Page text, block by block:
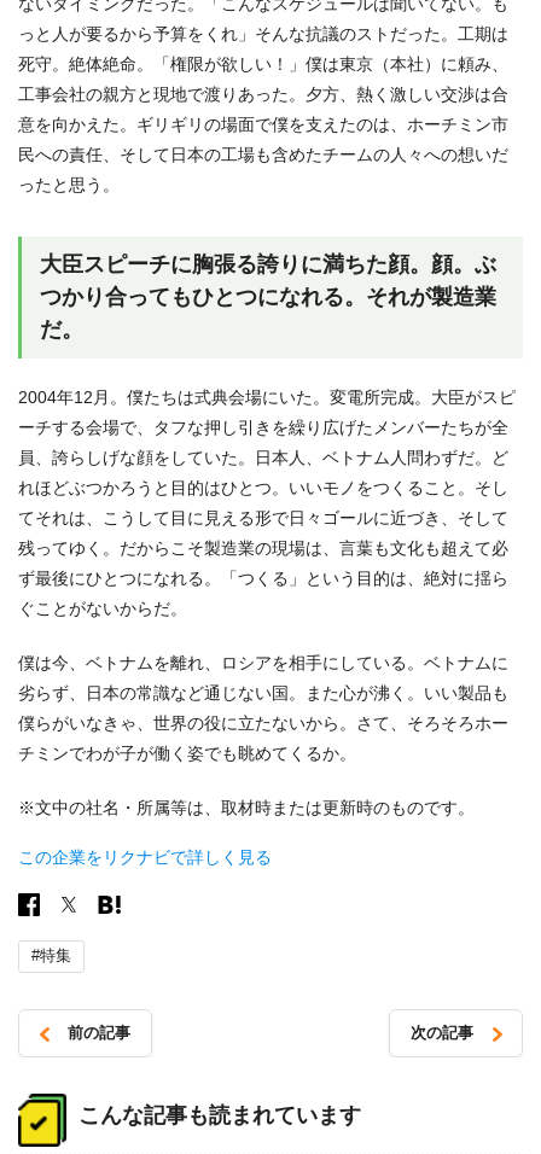
っと人が要るから予算をくれ」そんな抗議のストだった。工期は
死守。絶体絶命。「権限が欲しい！」僕は東京（本社）に頼み、
工事会社の親方と現地で渡りあった。夕方、熱く激しい交渉は合
意を向かえた。ギリギリの場面で僕を支えたのは、ホーチミン市
民への責任、そして日本の工場も含めたチームの人々への想いだ
ったと思う。
大臣スピーチに胸張る誇りに満ちた顔。顔。ぶ
つかり合ってもひとつになれる。それが製造業
だ。
2004年12月。僕たちは式典会場にいた。変電所完成。大臣がスピ
ーチする会場で、タフな押し引きを繰り広げたメンバーたちが全
員、誇らしげな顔をしていた。日本人、ベトナム人問わずだ。ど
れほどぶつかろうと目的はひとつ。いいモノをつくること。そし
てそれは、こうして目に見える形で日々ゴールに近づき、そして
残ってゆく。だからこそ製造業の現場は、言葉も文化も超えて必
ず最後にひとつになれる。「つくる」という目的は、絶対に揺ら
ぐことがないからだ。
僕は今、ベトナムを離れ、ロシアを相手にしている。ベトナムに
劣らず、日本の常識など通じない国。また心が沸く。いい製品も
僕らがいなきゃ、世界の役に立たないから。さて、そろそろホー
チミンでわが子が働く姿でも眺めてくるか。
※文中の社名・所属等は、取材時または更新時のものです。
この企業をリクナビで詳しく見る
#特集
稿
ナ
前の記事 次の記事
こんな記事も読まれています